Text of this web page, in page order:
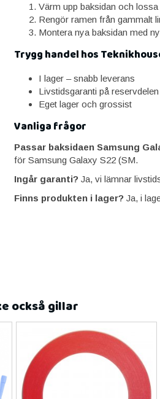
Värm upp baksidan och
Rengör ramen från gammalt
Montera nya baksidan med
Trygg handel hos
I lager – snabb leverans
Livstidsgaranti på reservdelen
Eget lager och grossist
Vanliga frågor
Passar baksidaen Samsung
för Samsung Galaxy S22 (SM.
Ingår garanti? Ja, vi lämnar
Finns produkten i lager? Ja, i
också gillar